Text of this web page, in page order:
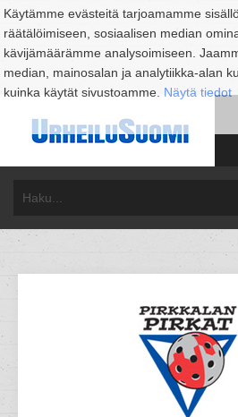
Käytämme evästeitä tarjoamamme
räätälöimiseen, sosiaalisen median
kävijämäärämme analysoimiseen.
median, mainosalan ja analytiikka-alan
kuinka käytät sivustoamme. Näytä tiedot